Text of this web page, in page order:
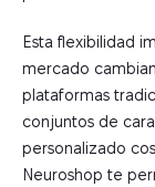
Esta flexibilidad
mercado
plataformas
conjuntos de
personalizado
Neuroshop te